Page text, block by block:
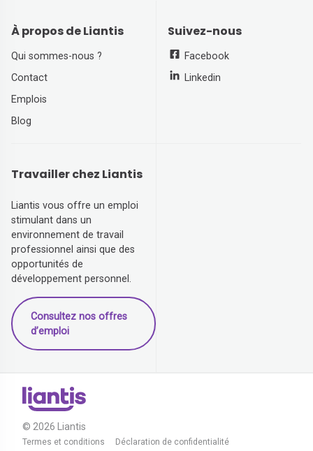
À propos de Liantis
Qui sommes-nous ?
Contact
Emplois
Blog
Suivez-nous
Facebook
Linkedin
Travailler chez Liantis
Liantis vous offre un emploi
stimulant dans un
environnement de travail
professionnel ainsi que des
opportunités de
développement personnel.
Consultez nos offres
d’emploi
© 2026 Liantis
Termes et conditions Déclaration de confidentialité